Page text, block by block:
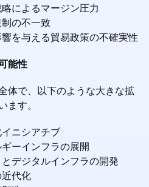
によるマージン圧力
の不一致
を与える貿易政策の不確実性
能性
体で、以下のような大きな拡
ます。
ニシアチブ
ーインフラの展開
デジタルインフラの開発
代化